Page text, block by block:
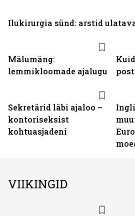
Mälumäng:
lemmikloomade ajalugu
Sekretärid läbi ajaloo –
kontoriseksist
kohtuasjadeni
Ilukirurgia sünd: arstid
VIIKINGID